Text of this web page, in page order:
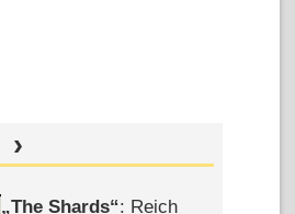
The Shards : Reich